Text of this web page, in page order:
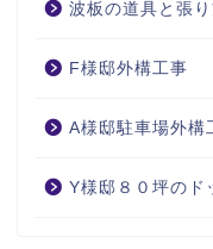
波板の道具と張
F様邸外構工事
A様邸駐車場外構
Y様邸８０坪のド